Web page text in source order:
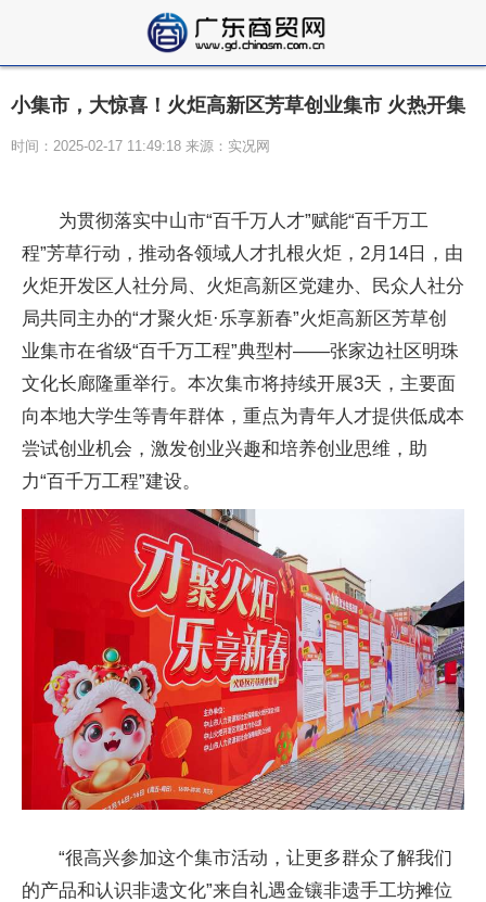
小集市，大惊喜！火炬高新区芳草创业集市 火热开集
时间：2025-02-17 11:49:18 来源：实况网
为贯彻落实中山市“百千万人才”赋能“百千万工
程”芳草行动，推动各领域人才扎根火炬，2月14日，由
火炬开发区人社分局、火炬高新区党建办、民众人社分
局共同主办的“才聚火炬·乐享新春”火炬高新区芳草创
业集市在省级“百千万工程”典型村——张家边社区明珠
文化长廊隆重举行。本次集市将持续开展3天，主要面
向本地大学生等青年群体，重点为青年人才提供低成本
尝试创业机会，激发创业兴趣和培养创业思维，助
力“百千万工程”建设。
“很高兴参加这个集市活动，让更多群众了解我们
的产品和认识非遗文化”来自礼遇金镶非遗手工坊摊位